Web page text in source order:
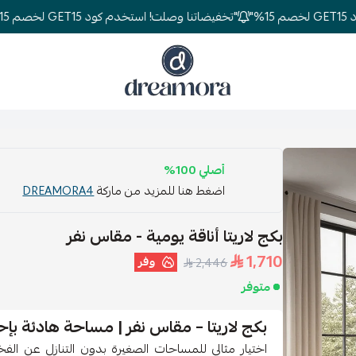
"تخفيضاتنا وصلت! استخدم كود GET15 لخصم 15%"
دريمورا للمفارش وأثاث غرف النوم
أصلي 100%
اضغط هنا للمزيد من ماركةDREAMORA4
بكج لاريتا أناقة يومية - مقاس نفر
1,710
2,446 وفر
متوفر
بكج لاريتا – مقاس نفر | مساحة هادئة
اختيار مثالي للمساحات الصغيرة بدون التنازل عن